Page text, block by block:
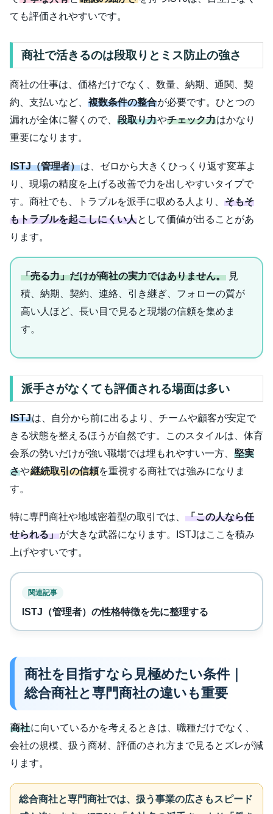
ても評価されやすいです。
商社で活きるのは段取りとミス防止の強さ
商社の仕事は、価格だけでなく、数量、納期、通関、契
約、支払いなど、 複数条件の整合が必要です。ひとつの
漏れが全体に響くので、 段取り力やチェック力はかなり
重要になります。
ISTJ（管理者）は、ゼロから大きくひっくり返す変革よ
り、現場の精度を上げる改善で力を出しやすいタイプで
す。商社でも、トラブルを派手に収める人より、 そもそ
もトラブルを起こしにくい人として価値が出ることがあ
ります。
「売る力」だけが商社の実力ではありません。 見
積、納期、契約、連絡、引き継ぎ、フォローの質が
高い人ほど、長い目で見ると現場の信頼を集めま
す。
派手さがなくても評価される場面は多い
ISTJは、自分から前に出るより、チームや顧客が安定で
きる状態を整えるほうが自然です。このスタイルは、体育
会系の勢いだけが強い職場では埋もれやすい一方、 堅実
さや継続取引の信頼を重視する商社では強みになりま
す。
特に専門商社や地域密着型の取引では、 「この人なら任
せられる」が大きな武器になります。ISTJはここを積み
上げやすいです。
関連記事
ISTJ（管理者）の性格特徴を先に整理する
商社を目指すなら見極めたい条件｜
総合商社と専門商社の違いも重要
商社に向いているかを考えるときは、職種だけでなく、
会社の規模、扱う商材、評価のされ方まで見るとズレが減
ります。
総合商社と専門商社では、扱う事業の広さもスピード